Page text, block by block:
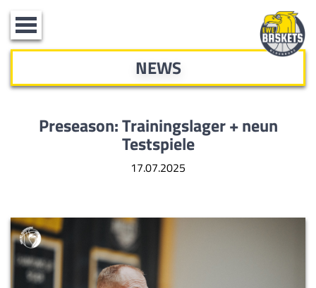
Toggle
navigation
NEWS
Preseason: Trainingslager + neun
Testspiele
17.07.2025